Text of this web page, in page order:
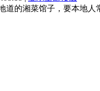
道的湘菜馆子，要本地人